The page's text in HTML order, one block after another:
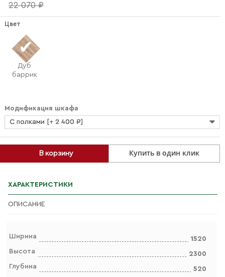
22 070 ₽
В корзину Купить в один клик
Цвет
Дуб
баррик
Модификация шкафа
С полками [+ 2 400 ₽]
ХАРАКТЕРИСТИКИ
ОПИСАНИЕ
Ширина
1520
Высота
2300
Глубина
520